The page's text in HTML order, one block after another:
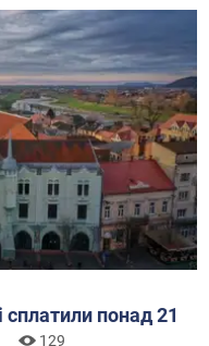
сплатили понад 21
129